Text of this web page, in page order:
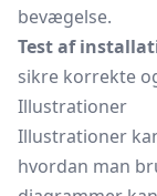
bevægelse.
Test af
sikre korrekte
Illustrationer
Illustrationer
hvordan man